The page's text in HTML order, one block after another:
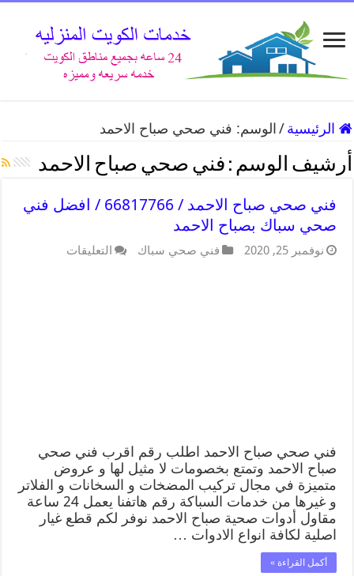
الرئيسية / الوسم: فني صحي صباح الاحمد
أرشيف الوسم : فني صحي صباح الاحمد
فني صحي صباح الاحمد / 66817766 / افضل فني
صحي سباك بصباح الاحمد
نوفمبر 25, 2020 فني صحي سباك التعليقات
فني صحي صباح الاحمد اطلب رقم اقرب فني صحي
صباح الاحمد وتمتع بخصومات لا مثيل لها و عروض
متميزة في مجال تركيب المضخات و السخانات و الفلاتر
و غيرها من خدمات السباكة رقم هاتفنا يعمل 24 ساعة
مقاول أدوات صحية صباح الاحمد نوفر لكم قطع غيار
اصلية لكافة انواع الادوات …
أكمل القراءة »